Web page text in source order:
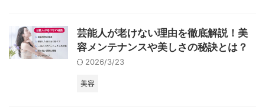
芸能人が老けない理由を徹底解説！美
容メンテナンスや美しさの秘訣とは？
2026/3/23
美容